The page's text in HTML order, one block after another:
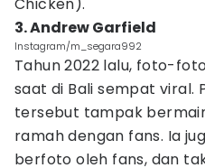
3. Andrew Garfield
Instagram/m_segara992
Tahun 2022 lalu, foto-
saat di Bali sempat viral.
tersebut tampak
ramah dengan fans. Ia
berfoto oleh fans, dan